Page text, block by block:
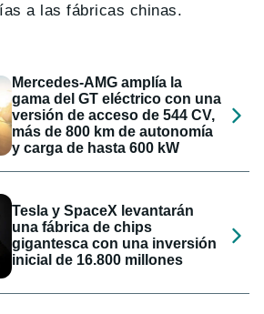
a las fábricas chinas.
Mercedes-AMG amplía la
gama del GT eléctrico con una
versión de acceso de 544 CV,
más de 800 km de autonomía
y carga de hasta 600 kW
Tesla y SpaceX levantarán
una fábrica de chips
gigantesca con una inversión
inicial de 16.800 millones